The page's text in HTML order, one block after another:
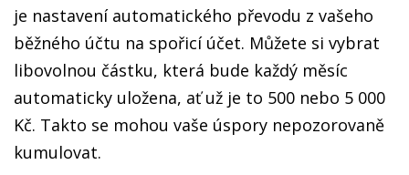
je nastavení automatického převodu z vašeho
běžného účtu na spořicí účet. Můžete si vybrat
libovolnou částku, která bude každý měsíc
automaticky uložena, ať už je to 500 nebo 5 000
Kč. Takto se mohou vaše úspory nepozorovaně
kumulovat.